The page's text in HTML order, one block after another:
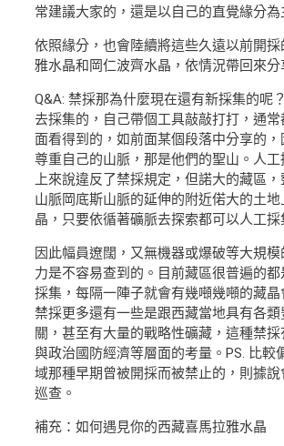
常建議大家的，還是以自己的直覺緣分為
依照緣分，也會陸續將這些久遠以前開
雅水晶和岡仁波齊水晶，依情況帶回來分
Q&A: 禁採那為什麼現在還有新採集的呢
去採集的，自己帶個工具敲敲打打，通
面看得到的，如前面某個段落中分享的，
尊重自己的山脈，那是他們的聖山。人
上來說違反了禁採規定，但諾大的藏區
山脈岡底斯山脈的延伸的附近偌大的土
晶，只要依循著礦脈去探索都可以人工採
因此幅員遼闊，又無機器或爆破等大規
力是不容易查到的。目前藏區很普遍的
採集，每隔一陣子就會有幾噸幾噸的藏
禁採更多還有一些是跟西藏當地具有各類
關，甚至有大量的戰略性礦藏，這種禁
與政治國防經濟等層面的考量。PS. 比較
域那種早期曾被開採而被禁止的，則據
巡查。
補充：如何遇見你的西藏喜馬拉雅水晶